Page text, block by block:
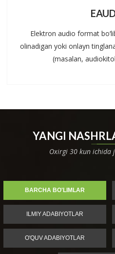
Elektron audio format
olinadigan yoki onlayn
(masalan,
YANGI
Oxirgi 30 kun ichida
BARCHA BO'LIMLAR
ILMIY ADABIYOTLAR
O'QUV ADABIYOTLAR